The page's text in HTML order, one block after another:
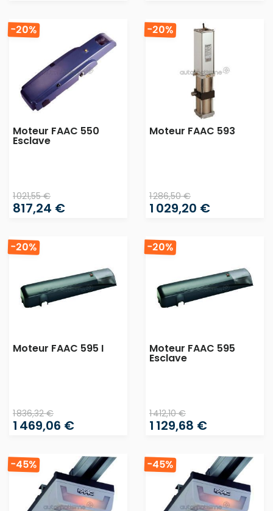
Moteur FAAC 550
Esclave
1 021,55 €
-20%
817,24 €
Moteur FAAC 593
1 286,50 €
-20%
1 029,20 €
Moteur FAAC 595 I
1 836,32 €
-20%
1 469,06 €
Moteur FAAC 595
Esclave
1 412,10 €
-20%
1 129,68 €
-45% -45%